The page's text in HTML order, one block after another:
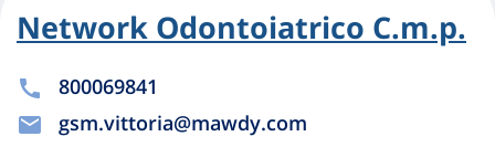
Network Odontoiatrico C.m.p.
800069841
gsm.vittoria@mawdy.com